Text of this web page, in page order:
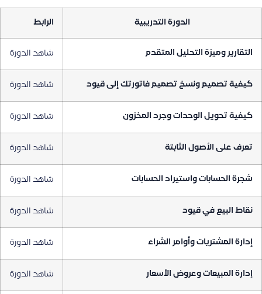
الدورة التدريبية الرابط
التقارير وميزة التحليل المتقدم شاهد الدورة
كيفية تصميم ونسخ تصميم فاتورتك إلى قيود شاهد الدورة
كيفية تحويل الوحدات وجرد المخزون شاهد الدورة
تعرف على الأصول الثابتة شاهد الدورة
شجرة الحسابات واستيراد الحسابات شاهد الدورة
نقاط البيع في قيود شاهد الدورة
إدارة المشتريات وأوامر الشراء شاهد الدورة
إدارة المبيعات وعروض الأسعار شاهد الدورة